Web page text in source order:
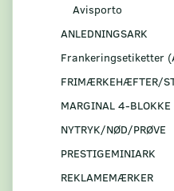
Avisporto
ANLEDNINGSARK
Frankeringsetiketter
FRIMÆRKEHÆFTER/
MARGINAL 4-BLOKKE
NYTRYK/NØD/PRØVE
PRESTIGEMINIARK
REKLAMEMÆRKER